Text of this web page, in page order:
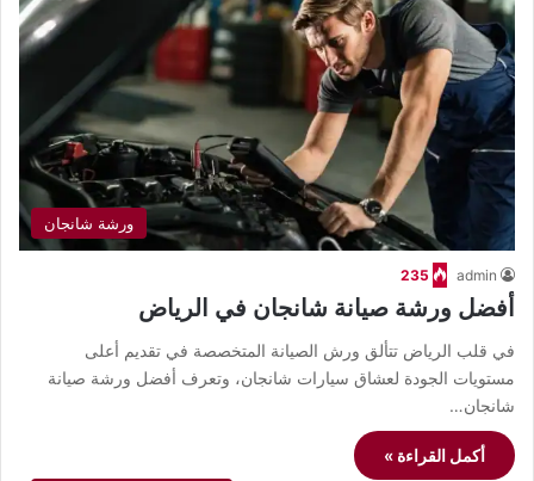
ورشة شانجان
admin
235
أفضل ورشة صيانة شانجان في الرياض
في قلب الرياض تتألق ورش الصيانة المتخصصة في تقديم أعلى
مستويات الجودة لعشاق سيارات شانجان، وتعرف أفضل ورشة صيانة
شانجان…
أكمل القراءة »